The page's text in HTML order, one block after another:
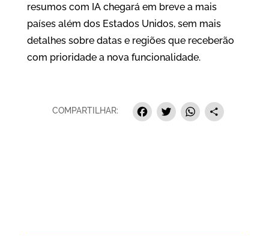
resumos com IA chegará em breve a mais
países além dos Estados Unidos, sem mais
detalhes sobre datas e regiões que receberão
com prioridade a nova funcionalidade.
COMPARTILHAR: Facebook
Twitter